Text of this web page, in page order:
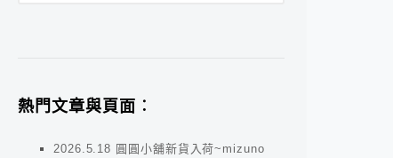
熱門文章與頁面︰
2026.5.18 圓圓小舖新貨入荷~mizuno